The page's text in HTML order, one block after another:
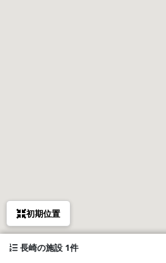
初期位置
長崎の施設 1件1. さんさん富江キャンプ村